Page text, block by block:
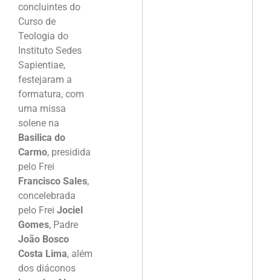
concluintes do
Curso de
Teologia do
Instituto Sedes
Sapientiae,
festejaram a
formatura, com
uma missa
solene na
Basilica do
Carmo, presidida
pelo Frei
Francisco Sales,
concelebrada
pelo Frei Jociel
Gomes, Padre
João Bosco
Costa Lima, além
dos diáconos